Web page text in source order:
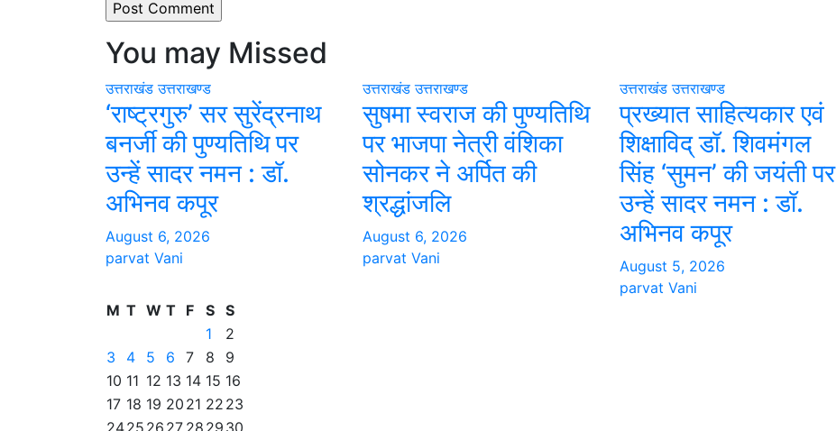
You may Missed
उत्तराखंड उत्तराखण्ड
‘राष्ट्रगुरु’ सर सुरेंद्रनाथ
बनर्जी की पुण्यतिथि पर
उन्हें सादर नमन : डॉ.
अभिनव कपूर
August 6, 2026
parvat Vani
उत्तराखंड उत्तराखण्ड
सुषमा स्वराज की पुण्यतिथि
पर भाजपा नेत्री वंशिका
सोनकर ने अर्पित की
श्रद्धांजलि
August 6, 2026
parvat Vani
उत्तराखंड उत्तराखण्ड
प्रख्यात साहित्यकार एवं
शिक्षाविद् डॉ. शिवमंगल
सिंह ‘सुमन’ की जयंती पर
उन्हें सादर नमन : डॉ.
अभिनव कपूर
August 5, 2026
parvat Vani
M T W T F S S
1
2
3
4 5 6 7 8
9
10 11 12 13 14 15 16
17 18 19 20 21 22 23
2425 26 27 28 29 30